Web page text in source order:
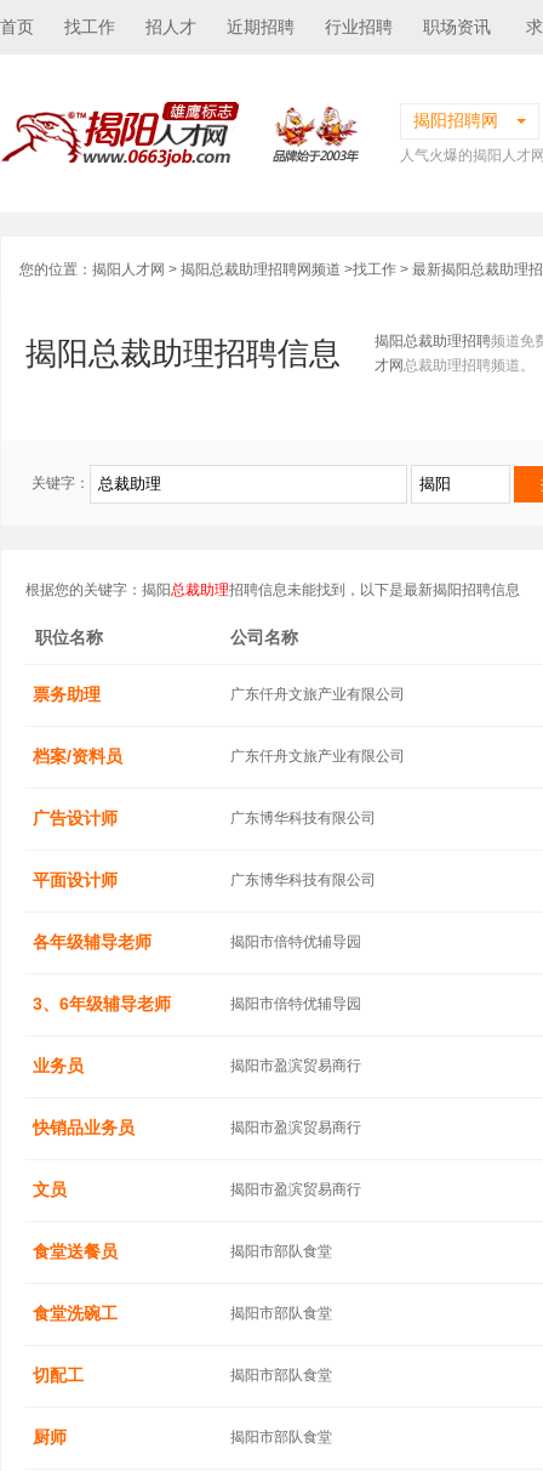
首页 找工作 招人才 近期招聘 行业招聘 职场资讯
揭阳招聘网
人气火爆的揭阳人才
您的位置： 揭阳人才网 > 揭阳总裁助理招聘网频道 >找工作 > 最新揭阳总裁助理
揭阳总裁助理招聘信息 揭阳总裁助理招聘频道免
才网总裁助理招聘频道。
关键字：
根据您的关键字：揭阳总裁助理招聘信息未能找到，以下是最新揭阳招聘信息
职位名称 公司名称
票务助理 广东仟舟文旅产业有限公司
档案/资料员 广东仟舟文旅产业有限公司
广告设计师 广东博华科技有限公司
平面设计师 广东博华科技有限公司
各年级辅导老师 揭阳市倍特优辅导园
3、6年级辅导老师 揭阳市倍特优辅导园
业务员 揭阳市盈滨贸易商行
快销品业务员 揭阳市盈滨贸易商行
文员 揭阳市盈滨贸易商行
食堂送餐员 揭阳市部队食堂
食堂洗碗工 揭阳市部队食堂
切配工 揭阳市部队食堂
厨师 揭阳市部队食堂